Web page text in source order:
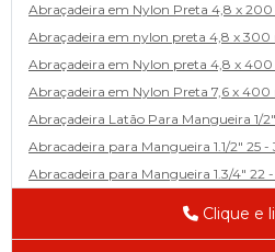
Abraçadeira em Nylon Preta 4,8 x
Abraçadeira em nylon preta 4,8 x 300
Abraçadeira em Nylon preta 4,8 x
Abraçadeira em Nylon Preta 7,6 x
Abraçadeira Latão Para Mangueira 1/
Abracadeira para Mangueira 1.1/2" 25
Abracadeira para Mangueira 1.3/4" 22
Abracadeira para Mangueira 1/2' 14 -
Clique e